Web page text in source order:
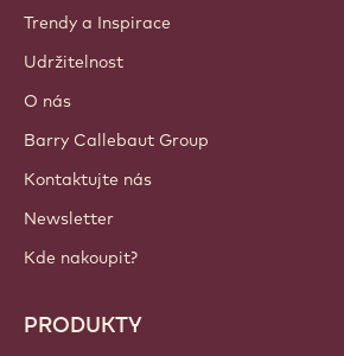
Trendy a Inspirace
Udržitelnost
O nás
Barry Callebaut Group
Kontaktujte nás
Newsletter
Kde nakoupit?
PRODUKTY